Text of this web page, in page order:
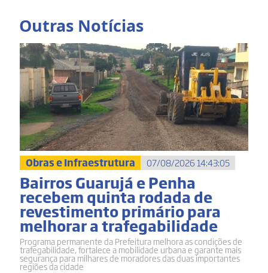
Outras Notícias
Obras e Infraestrutura 07/08/2026 14:43:05
Bairros Guarujá e Penha
recebem quinta rodada de
revestimento primário para
melhorar a trafegabilidade
Programa permanente da Prefeitura melhora as condições de
trafegabilidade, fortalece a mobilidade urbana e garante mais
segurança para milhares de moradores das duas importantes
regiões da cidade